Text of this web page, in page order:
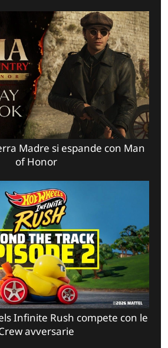
Madre si espande con Man
of Honor
Infinite Rush compete con le
avversarie